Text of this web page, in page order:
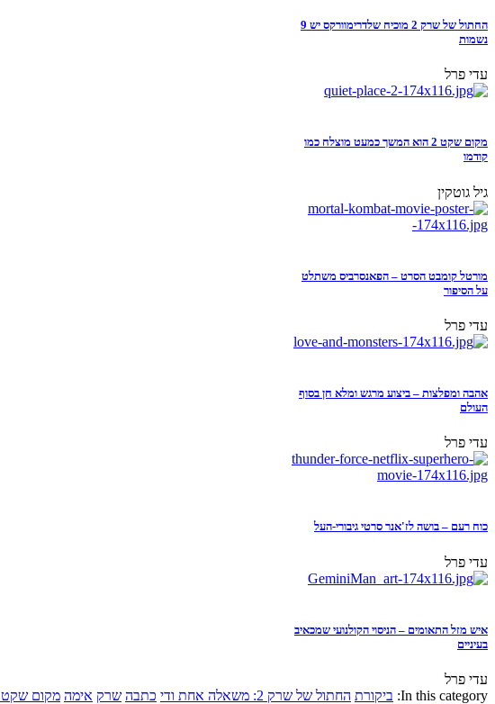
החתול של שרק 2 מוכיח שלדרימוורקס יש 9
נשמות
עדי פרל
מקום שקט 2 הוא המשך כמעט מוצלח כמו
קודמו
גיל גוטקין
מורטל קומבט הסרט – הפאנסרביס משתלט
על הסיפור
עדי פרל
אהבה ומפלצות – ביצוע מרגש ומלא חן בסוף
העולם
עדי פרל
כוח רעם – בושה לז'אנר סרטי גיבורי-העל
עדי פרל
איש מזל התאומים – הניסוי הקולנועי שמכאיב
בעיניים
עדי פרל
In this category: ביקורת החתול של שרק 2: משאלה אחת ודי כתבה שרק אימה מקום שקט 2